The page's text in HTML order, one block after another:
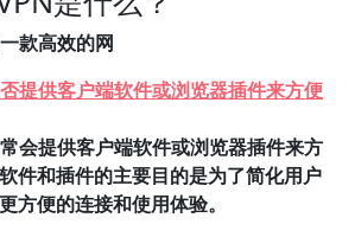
款高效的网
提供客户端软件或浏览器插件来方便
会提供客户端软件或浏览器插件来方
件和插件的主要目的是为了简化用户
方便的连接和使用体验。